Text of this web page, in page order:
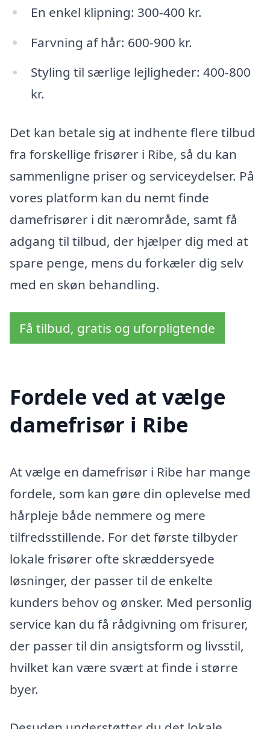
En enkel klipning: 300-400 kr.
Farvning af hår: 600-900 kr.
Styling til særlige lejligheder: 400-800
kr.
Det kan betale sig at indhente flere tilbud
fra forskellige frisører i Ribe, så du kan
sammenligne priser og serviceydelser. På
vores platform kan du nemt finde
damefrisører i dit nærområde, samt få
adgang til tilbud, der hjælper dig med at
spare penge, mens du forkæler dig selv
med en skøn behandling.
Få tilbud, gratis og uforpligtende
Fordele ved at vælge
damefrisør i Ribe
At vælge en damefrisør i Ribe har mange
fordele, som kan gøre din oplevelse med
hårpleje både nemmere og mere
tilfredsstillende. For det første tilbyder
lokale frisører ofte skræddersyede
løsninger, der passer til de enkelte
kunders behov og ønsker. Med personlig
service kan du få rådgivning om frisurer,
der passer til din ansigtsform og livsstil,
hvilket kan være svært at finde i større
byer.